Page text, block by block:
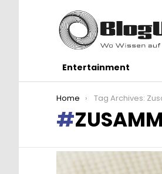
Entertainment
You are here:
Home Tag Archives:
LATEST
STORIES